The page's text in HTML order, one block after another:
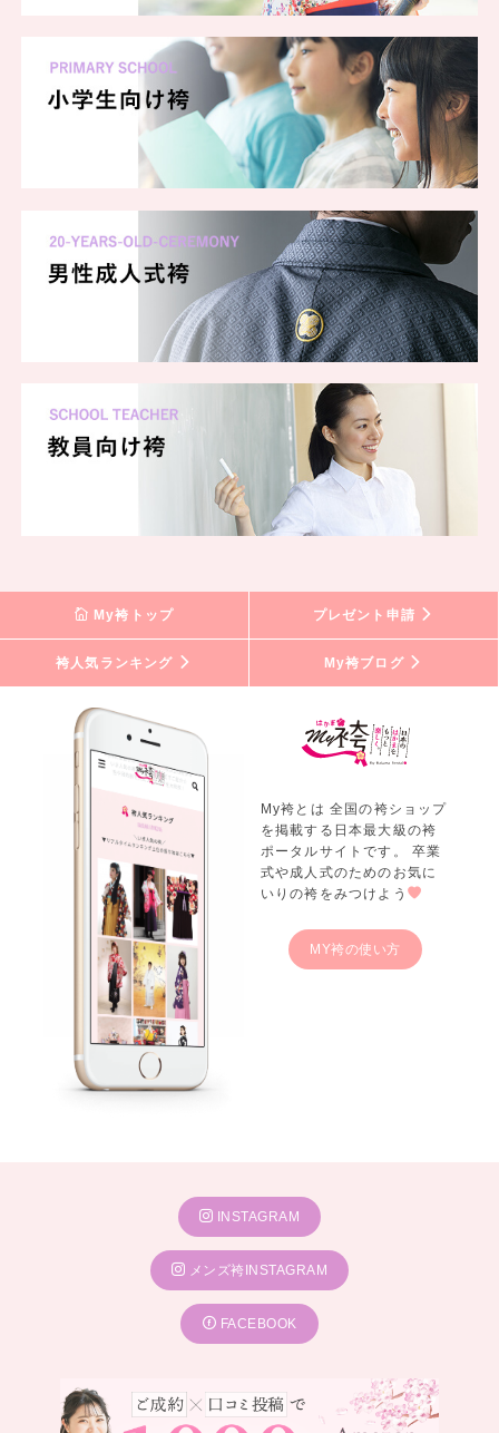
My袴トップ プレゼント申請
袴人気ランキング My袴ブログ
My袴とは 全国の袴ショップ
を掲載する日本最大級の袴
ポータルサイトです。 卒業
式や成人式のためのお気に
いりの袴をみつけよう
MY袴の使い方
INSTAGRAM
メンズ袴INSTAGRAM
FACEBOOK